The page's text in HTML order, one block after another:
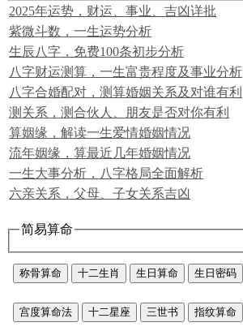
2025年运势，财运、事业、吉凶详批
紫微斗数，一生运势分析
生辰八字，免费100条初步分析
八字财运测算，一生富贵程度及事业分析
八字合婚配对，测算婚姻关系及对谁有利
测关系，测合伙人、朋友是否对你有利
算姻缘，解读一生爱情婚姻情况
流年姻缘，算最近几年婚姻情况
一生大事分析，八字格局全面解析
六亲关系，父母、子女关系吉凶
简易算命
称骨算命 十二生肖 生日算命 生日密码
宫度算命法 十二星座 三世书 指纹算命